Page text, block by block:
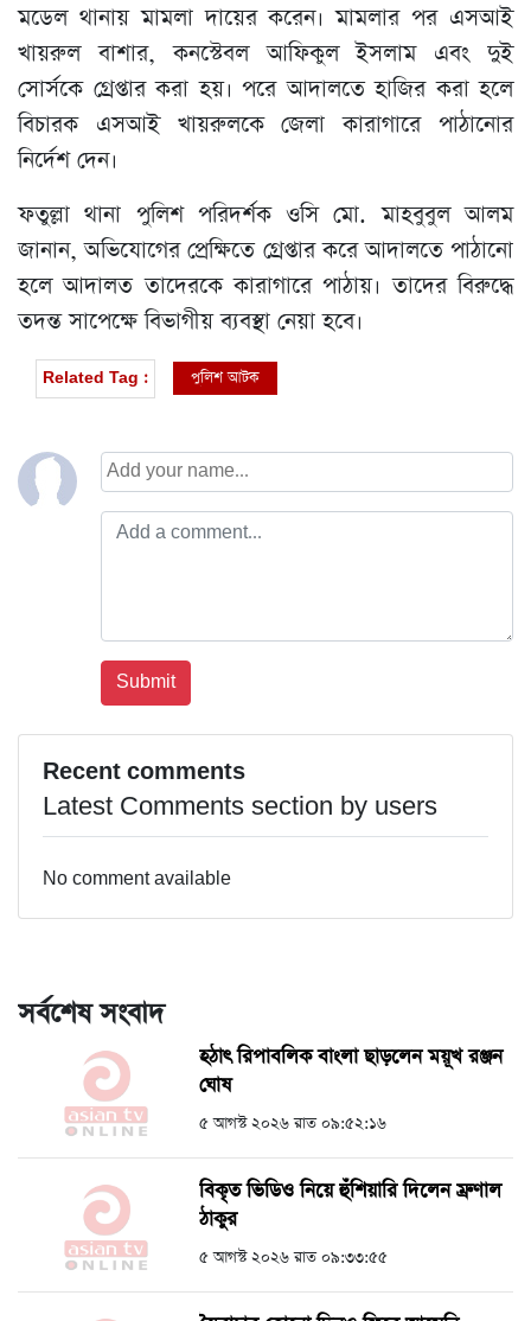
মডেল থানায় মামলা দায়ের করেন। মামলার পর এসআই
খায়রুল বাশার, কনস্টেবল আফিকুল ইসলাম এবং দুই
সোর্সকে গ্রেপ্তার করা হয়। পরে আদালতে হাজির করা হলে
বিচারক এসআই খায়রুলকে জেলা কারাগারে পাঠানোর
নির্দেশ দেন।
ফতুল্লা থানা পুলিশ পরিদর্শক ওসি মো. মাহবুবুল আলম
জানান, অভিযোগের প্রেক্ষিতে গ্রেপ্তার করে আদালতে পাঠানো
হলে আদালত তাদেরকে কারাগারে পাঠায়। তাদের বিরুদ্ধে
তদন্ত সাপেক্ষে বিভাগীয় ব্যবস্থা নেয়া হবে।
Related Tag : পুলিশ আটক
Recent comments
Latest Comments section by users
No comment available
সর্বশেষ সংবাদ
হঠাৎ রিপাবলিক বাংলা ছাড়লেন ময়ূখ রঞ্জন
ঘোষ
৫ আগস্ট ২০২৬ রাত ০৯:৫২:১৬
বিকৃত ভিডিও নিয়ে হুঁশিয়ারি দিলেন ম্রুণাল
ঠাকুর
৫ আগস্ট ২০২৬ রাত ০৯:৩৩:৫৫